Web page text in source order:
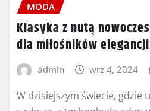
MODA
Klasyka z nutą
dla miłośników elegancji
admin wrz 4, 2024
W dzisiejszym świecie, gdzie